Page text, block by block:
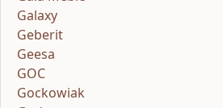
Galaxy
Geberit
Geesa
GOC
Gockowiak